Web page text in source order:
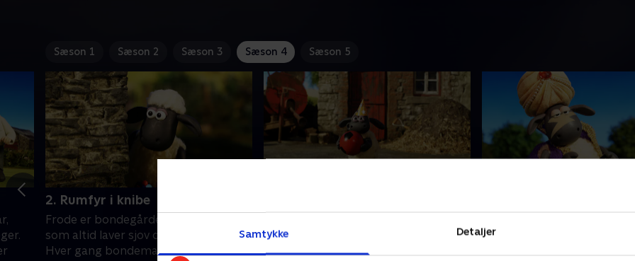
Samtykke Detaljer
Sæson 1 Sæson 2 Sæson 3 Sæson 4 Sæson 5
2. Rumfyr i knibe
Frode er bondegårdens sorte får,
som altid laver sjov og fåre-streger.
Hver gang bondemanden vender
Timmy
Frode er bondegårdens sorte får,
som altid laver sjov og fåre-